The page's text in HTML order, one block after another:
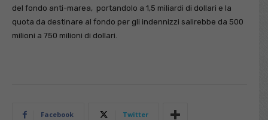
del fondo anti-marea, portandolo a 1,5 miliardi di dollari e la
quota da destinare al fondo per gli indennizzi salirebbe da 500
milioni a 750 milioni di dollari.
Facebook Twitter